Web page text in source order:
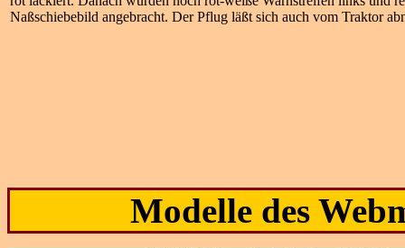
Naßschiebebild angebracht. Der Pflug läßt sich auch vom Traktor
Modelle des